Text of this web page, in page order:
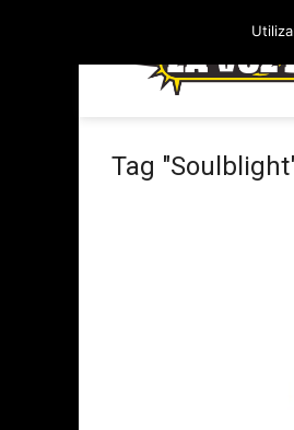
Tag